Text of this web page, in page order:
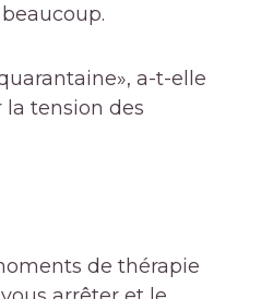
a-t-elle
la tension des
de thérapie